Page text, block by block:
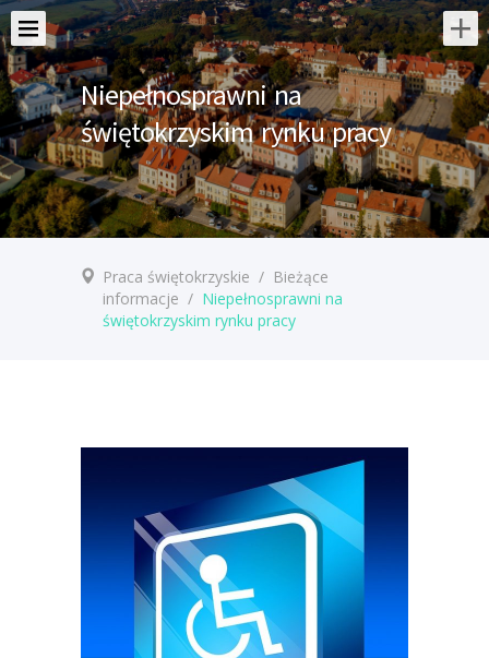
Niepełnosprawni na
świętokrzyskim rynku pracy
Praca świętokrzyskie / Bieżące
informacje / Niepełnosprawni na
świętokrzyskim rynku pracy